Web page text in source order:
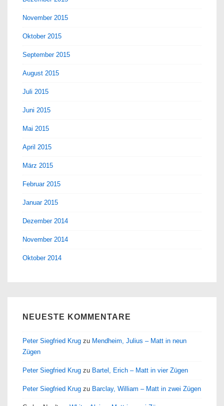
November 2015
Oktober 2015
September 2015
August 2015
Juli 2015
Juni 2015
Mai 2015
April 2015
März 2015
Februar 2015
Januar 2015
Dezember 2014
November 2014
Oktober 2014
NEUESTE KOMMENTARE
Peter Siegfried Krug zu Mendheim, Julius – Matt in neun
Zügen
Peter Siegfried Krug zu Bartel, Erich – Matt in vier Zügen
Peter Siegfried Krug zu Barclay, William – Matt in zwei Zügen